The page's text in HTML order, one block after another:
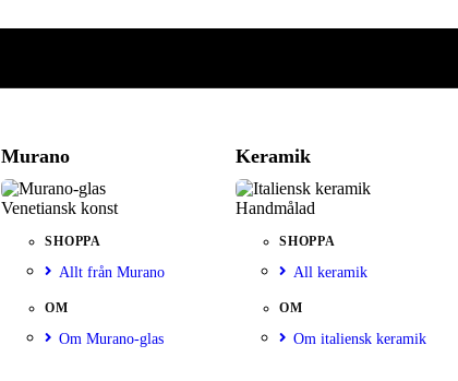
Murano
Venetiansk konst
SHOPPA
Allt från Murano
OM
Om Murano-glas
Keramik
Handmålad
SHOPPA
All keramik
OM
Om italiensk keramik